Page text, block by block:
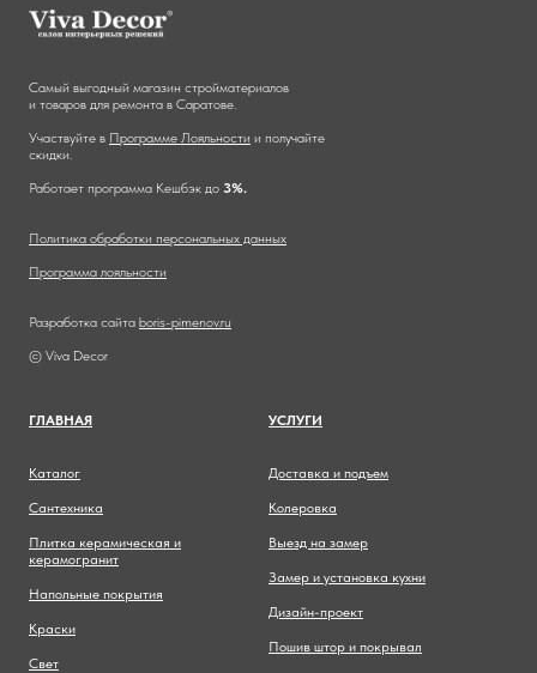
Самый выгодный магазин стройматериалов
и товаров для ремонта в Саратове.
Участвуйте в Программе Лояльности и получайте
скидки.
Работает программа Кешбэк до 3%.
Политика обработки персональных данных
Программа лояльности
Разработка сайта boris-pimenov.ru
© Viva Decor
ГЛАВНАЯ
Каталог
Сантехника
Плитка керамическая и
керамогранит
Напольные покрытия
Краски
Свет
УСЛУГИ
Доставка и подъем
Колеровка
Выезд на замер
Замер и установка кухни
Дизайн-проект
Пошив штор и покрывал